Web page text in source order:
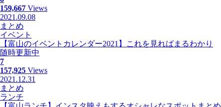
159,667 Views
2021.09.08
まとめ
イベント
【富山のイベントカレンダー2021】これを見ればまるわかり
随時更新中
7
157,925 Views
2021.12.31
まとめ
ランチ